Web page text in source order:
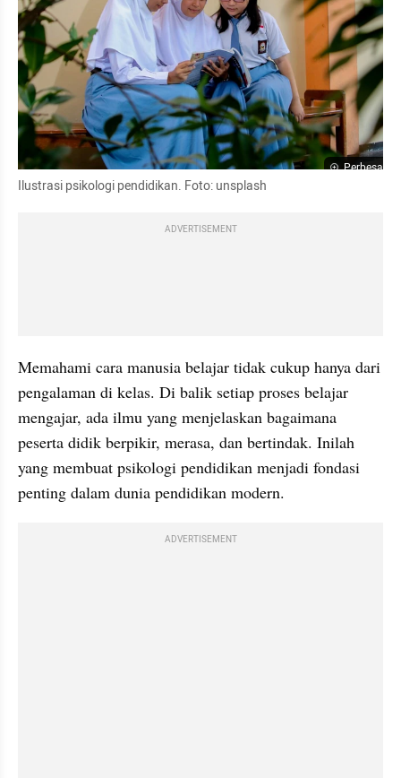
Perbesar
Ilustrasi psikologi pendidikan. Foto: unsplash
ADVERTISEMENT
Memahami cara manusia belajar tidak cukup hanya dari
pengalaman di kelas. Di balik setiap proses belajar
mengajar, ada ilmu yang menjelaskan bagaimana
peserta didik berpikir, merasa, dan bertindak. Inilah
yang membuat psikologi pendidikan menjadi fondasi
penting dalam dunia pendidikan modern.
ADVERTISEMENT